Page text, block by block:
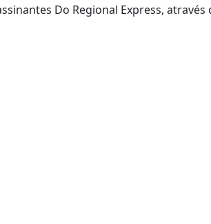
Do Regional Express,